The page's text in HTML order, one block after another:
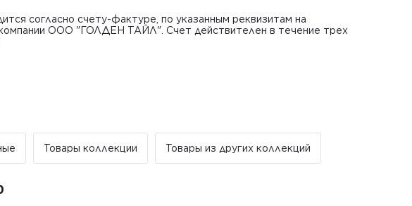
согласно счету-фактуре, по указанным реквизитам на
ООО "ГОЛДЕН ТАЙЛ". Счет действителен в течение трех
заказы не обрабатываются и не отправляются.
Товары коллекции Товары из других коллекций